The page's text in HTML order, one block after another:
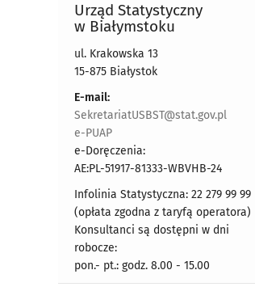
Urząd Statystyczny
w Białymstoku
ul. Krakowska 13
15-875 Białystok
E-mail:
SekretariatUSBST@stat.gov.pl
e-PUAP
e-Doręczenia:
AE:PL-51917-81333-WBVHB-24
Infolinia Statystyczna: 22 279 99 99
(opłata zgodna z taryfą operatora)
Konsultanci są dostępni w dni
robocze:
pon.- pt.: godz. 8.00 - 15.00